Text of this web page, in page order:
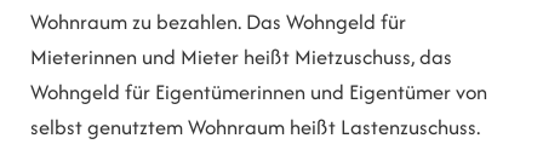
Wohnraum zu bezahlen. Das Wohngeld für
Mieterinnen und Mieter heißt Mietzuschuss, das
Wohngeld für Eigentümerinnen und Eigentümer von
selbst genutztem Wohnraum heißt Lastenzuschuss.